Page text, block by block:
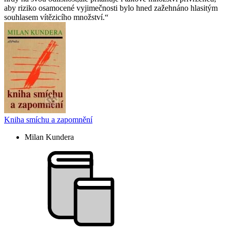
aby riziko osamocené vyjimečnosti bylo hned zažehnáno hlasitým
souhlasem vítězicího množství.
Kniha smíchu a zapomnění
Milan Kundera